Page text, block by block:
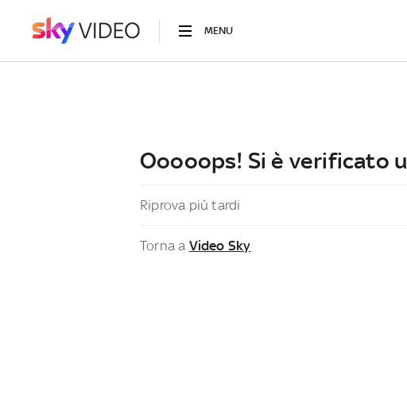
MENU
Ooooops! Si è verificato
Riprova più tardi
Torna a Video Sky